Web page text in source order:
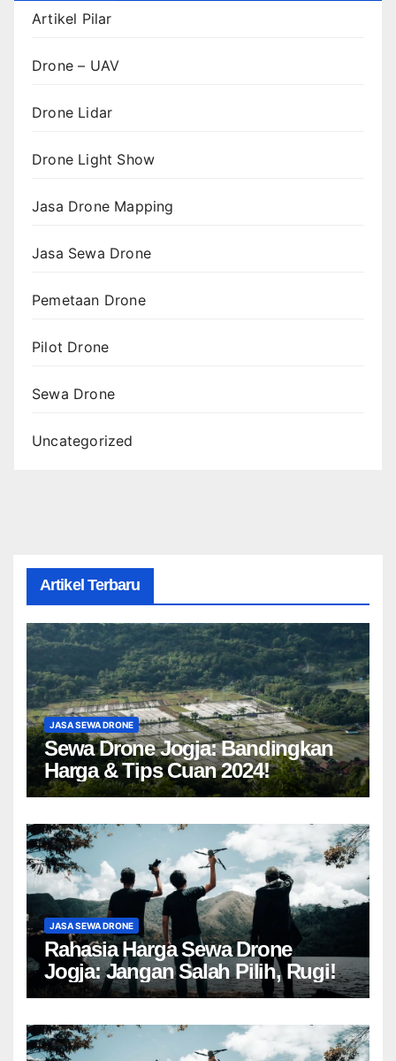
Artikel Pilar
Drone – UAV
Drone Lidar
Drone Light Show
Jasa Drone Mapping
Jasa Sewa Drone
Pemetaan Drone
Pilot Drone
Sewa Drone
Uncategorized
Artikel Terbaru
JASA SEWA DRONE
Sewa Drone Jogja: Bandingkan
Harga & Tips Cuan 2024!
JASA SEWA DRONE
Rahasia Harga Sewa Drone
Jogja: Jangan Salah Pilih, Rugi!